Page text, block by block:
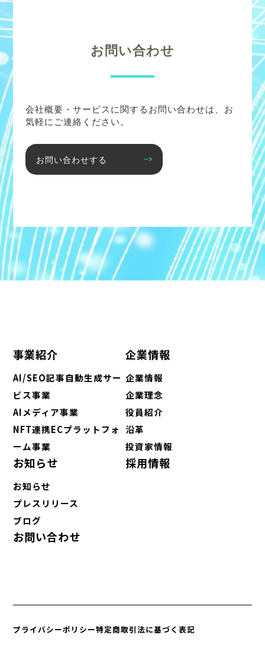
お問い合わせ
会社概要・サービスに関するお問い合わせは、お
気軽にご連絡ください。
お問い合わせする
事業紹介
AI/SEO記事自動生成サー
ビス事業
AIメディア事業
NFT連携ECプラットフォ
ーム事業
企業情報
企業情報
企業理念
役員紹介
沿革
投資家情報
お知らせ
お知らせ
プレスリリース
ブログ
採用情報
お問い合わせ
プライバシーポリシー特定商取引法に基づく表記